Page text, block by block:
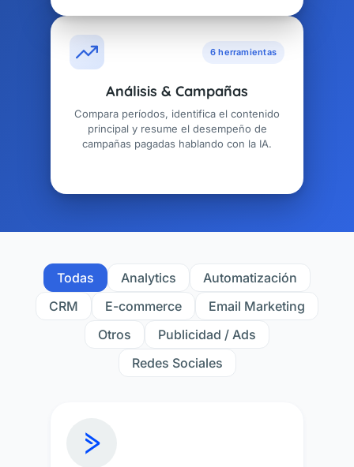
6 herramientas
Análisis & Campañas
Compara períodos, identifica el contenido
principal y resume el desempeño de
campañas pagadas hablando con la IA.
Todas Analytics
Automatización
CRM
E-commerce
Email Marketing
Otros
Publicidad / Ads
Redes Sociales